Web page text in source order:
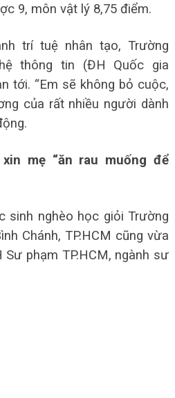
9, môn vật lý 8,75 điểm.
trí tuệ nhân tạo, Trường
thông tin (ĐH Quốc gia
tới. “Em sẽ không bỏ cuộc,
của rất nhiều người dành
mẹ “ăn rau muống để
sinh nghèo học giỏi Trường
Chánh, TP.HCM cũng vừa
phạm TP.HCM, ngành sư